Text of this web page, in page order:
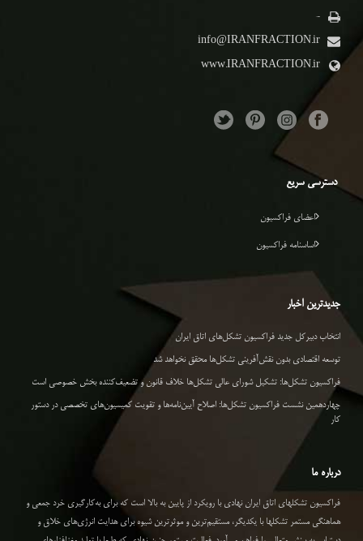
-
info@IRANFRACTION.ir
www.IRANFRACTION.ir
دسترسی سریع
اعضای فراکسیون
اساسنامه فراکسیون
جدیدترین اخبار
انتخاب دبیرکل جدید فراکسیون تشکل‌های اتاق ایران
توسعه اقتصادی بدون نقش‌آفرینی تشکل‌ها محقق نخواهد شد
فراکسیون تشکل‌ها: تشکیل شورای عالی تشکل‌ها خلاف قانون و تضعیف‌کننده بخش خصوصی است
چهاردهمین نشست فراکسیون تشکل‌ها: اصلاح آیین‌نامه‌ها و تقویت کمیسیون‌های تخصصی در دستور
کار
درباره ما
فراکسیون تشکلهای اتاق ایران نهادی با رویکرد از پایین به بالا است که برای به‌کارگیری خرد جمعی و
هماهنگی مستمر تشکلها با یکدیگر، مستقیم‌ترین و موثرترین شیوه برای هدایت انرژی‌های خلاق و